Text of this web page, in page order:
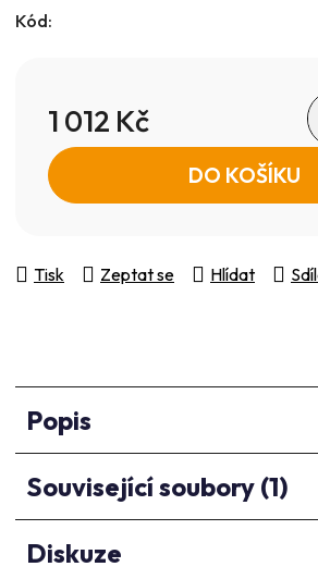
Kód:
1 012 Kč
Měrná cena:
DO KOŠÍKU
Tisk Zeptat se Hlídat
Popis
Související soubory (1)
Diskuze